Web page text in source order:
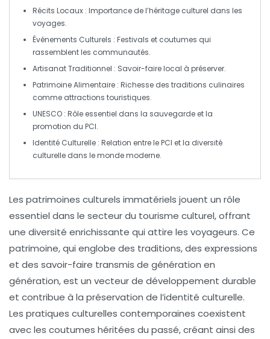
Récits Locaux : Importance de l’héritage culturel dans les
voyages.
Événements Culturels : Festivals et coutumes qui
rassemblent les communautés.
Artisanat Traditionnel : Savoir-faire local à préserver.
Patrimoine Alimentaire : Richesse des traditions culinaires
comme attractions touristiques.
UNESCO : Rôle essentiel dans la sauvegarde et la
promotion du PCI.
Identité Culturelle : Relation entre le PCI et la diversité
culturelle dans le monde moderne.
Les patrimoines culturels immatériels jouent un rôle
essentiel dans le secteur du tourisme culturel, offrant
une diversité enrichissante qui attire les voyageurs. Ce
patrimoine, qui englobe des traditions, des expressions
et des savoir-faire transmis de génération en
génération, est un vecteur de développement durable
et contribue à la préservation de l’identité culturelle.
Les pratiques culturelles contemporaines coexistent
avec les coutumes héritées du passé, créant ainsi des